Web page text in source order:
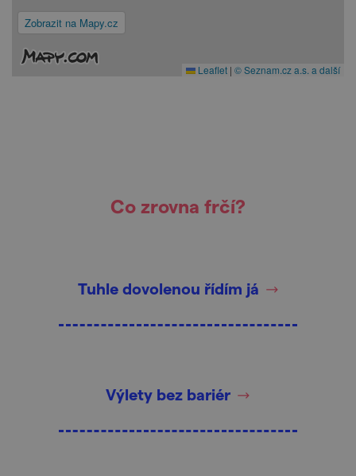
Zobrazit na Mapy.cz
Leaflet | © Seznam.cz a.s. a další
Co zrovna frčí?
Tuhle dovolenou řídím já
Výlety bez bariér